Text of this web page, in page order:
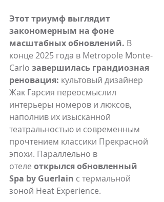
Этот триумф выглядит
закономерным на фоне
масштабных обновлений. В
конце 2025 года в Metropole Monte-
Carlo завершилась грандиозная
реновация: культовый дизайнер
Жак Гарсия переосмыслил
интерьеры номеров и люксов,
наполнив их изысканной
театральностью и современным
прочтением классики Прекрасной
эпохи. Параллельно в
отеле открылся обновленный
Spa by Guerlain с термальной
зоной Heat Experience.